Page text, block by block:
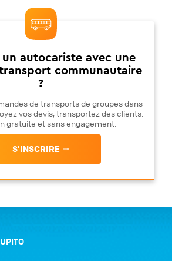
un autocariste avec une
communautaire
?
de transports de groupes dans
vos devis, transportez des clients.
gratuite et sans engagement.
S'INSCRIRE